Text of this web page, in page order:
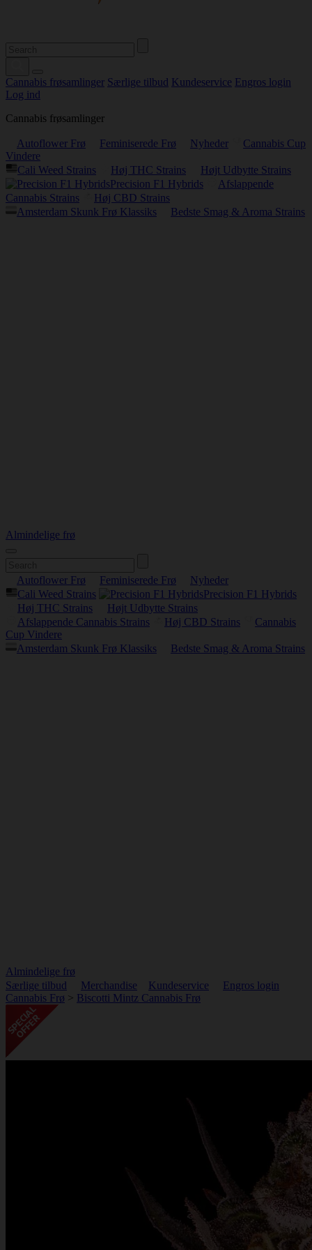
Cannabis frøsamlinger Særlige tilbud Kundeservice Engros login
Log ind
Cannabis frøsamlinger
Autoflower Frø Feminiserede Frø Nyheder
Cannabis Cup
Vindere
Cali Weed Strains
Høj THC Strains
Højt Udbytte Strains
Precision F1 Hybrids
Afslappende
Cannabis Strains
Høj CBD Strains
Amsterdam Skunk Frø Klassiks
Bedste Smag & Aroma Strains
Almindelige frø
Autoflower Frø Feminiserede Frø
Nyheder
Cali Weed Strains
Precision F1 Hybrids
Høj THC Strains
Højt Udbytte Strains
Afslappende Cannabis Strains
Høj CBD Strains
Cannabis
Cup Vindere
Amsterdam Skunk Frø Klassiks
Bedste Smag & Aroma Strains
Almindelige frø
Særlige tilbud
Merchandise Kundeservice
Engros login
Cannabis Frø > Biscotti Mintz Cannabis Frø